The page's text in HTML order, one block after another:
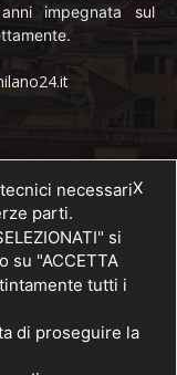
impegnata sul
X
necessari
parti.
si
su "ACCETTA
tutti i
di proseguire la